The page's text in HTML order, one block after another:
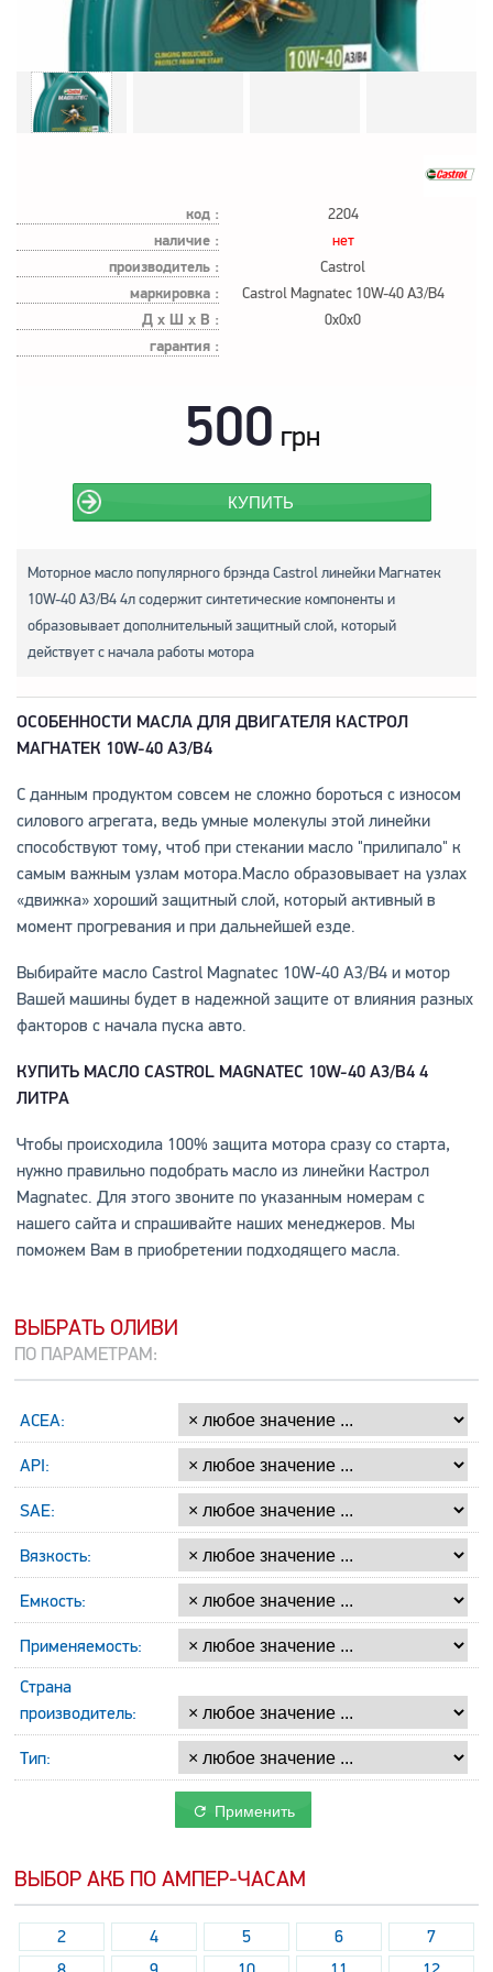
код : 2204
наличие : нет
производитель : Castrol
маркировка : Castrol Magnatec 10W-40 A3/B4
Д х Ш х В : 0x0x0
гарантия :
500 грн
КУПИТЬ
Моторное масло популярного брэнда Castrol линейки Магнатек
10W-40 A3/B4 4л содержит синтетические компоненты и
образовывает дополнительный защитный слой, который
действует с начала работы мотора
ОСОБЕННОСТИ МАСЛА ДЛЯ ДВИГАТЕЛЯ КАСТРОЛ
МАГНАТЕК 10W-40 A3/B4
С данным продуктом совсем не сложно бороться с износом
силового агрегата, ведь умные молекулы этой линейки
способствуют тому, чтоб при стекании масло "прилипало" к
самым важным узлам мотора.Масло образовывает на узлах
«движка» хороший защитный слой, который активный в
момент прогревания и при дальнейшей езде.
Выбирайте масло Castrol Magnatec 10W-40 A3/B4 и мотор
Вашей машины будет в надежной защите от влияния разных
факторов с начала пуска авто.
КУПИТЬМАСЛОCASTROL MAGNATEC 10W-40 A3/B4 4
ЛИТРА
Чтобы происходила 100% защита мотора сразу со старта,
нужно правильно подобрать масло из линейки Кастрол
Magnatec. Для этого звоните по указанным номерам с
нашего сайта и спрашивайте наших менеджеров. Мы
поможем Вам в приобретении подходящего масла.
ВЫБРАТЬ ОЛИВИ
ПО ПАРАМЕТРАМ:
ACEA:
API:
SAE:
Вязкость:
Емкость:
Применяемость:
Страна
производитель:
Тип:
Применить
ВЫБОР АКБ ПО АМПЕР-ЧАСАМ
2 4 5 6
7